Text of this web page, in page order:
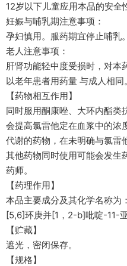
12岁以下儿童应用本品的安全
妊娠与哺乳期注意事项：
孕妇慎用。服药期宜停止哺乳。
老人注意事项：
肝肾功能轻中度受损时，对本
以老年患者用药量 与成人相同。
【药物相互作用】
同时服用酮康唑、大环内酯类
会提高氯雷他定在血浆中的浓
代谢的药物，在未明确与氯雷
其他药物同时使用可能会发生
药师。
【药理作用】
本品主要成分及其化学名称
[5,6]环庚并[1，2-b]吡啶-11-
【贮藏】
遮光，密闭保存。
【规格】